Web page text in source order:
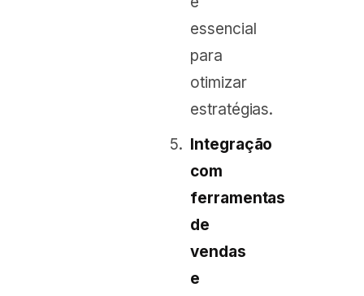
essencial
para
otimizar
estratégias.
Integração
com
ferramentas
de
vendas
e